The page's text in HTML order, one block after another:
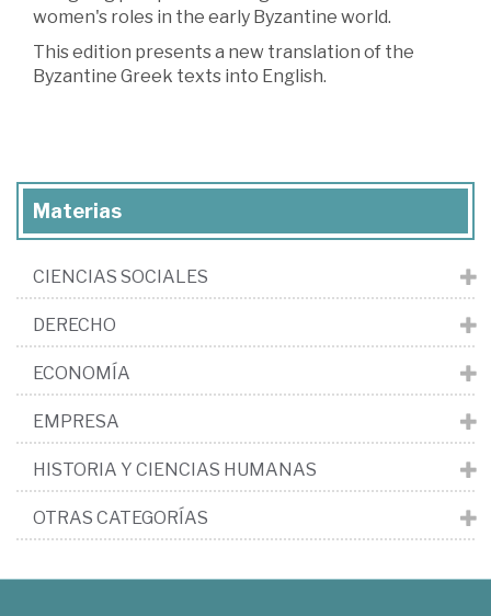
women's roles in the early Byzantine world.
This edition presents a new translation of the
Byzantine Greek texts into English.
Materias
CIENCIAS SOCIALES
DERECHO
ECONOMÍA
EMPRESA
HISTORIA Y CIENCIAS HUMANAS
OTRAS CATEGORÍAS